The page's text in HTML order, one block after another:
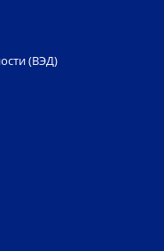
(ВЭД)